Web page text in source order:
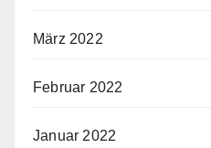
März 2022
Februar 2022
Januar 2022